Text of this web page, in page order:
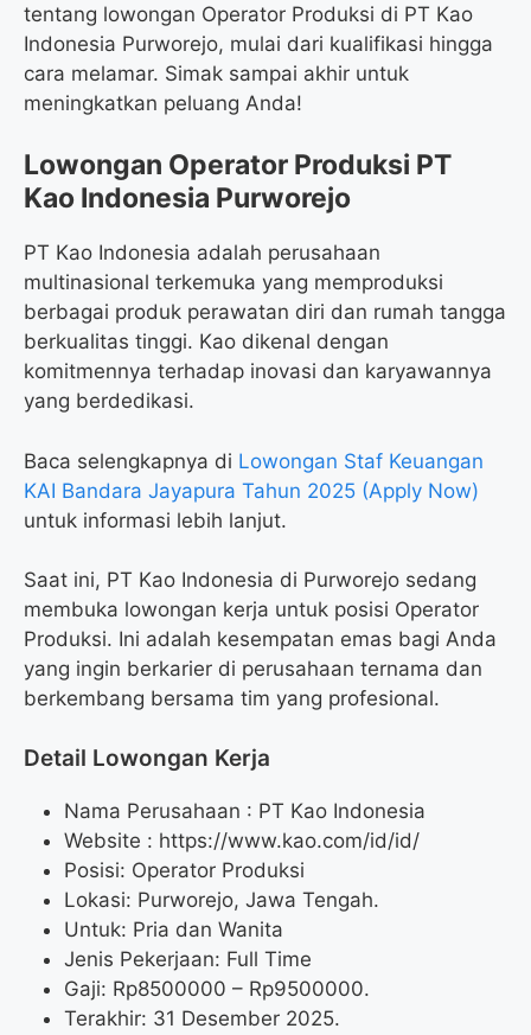
tentang lowongan Operator Produksi di PT Kao
Indonesia Purworejo, mulai dari kualifikasi hingga
cara melamar. Simak sampai akhir untuk
meningkatkan peluang Anda!
Lowongan Operator Produksi PT
Kao Indonesia Purworejo
PT Kao Indonesia adalah perusahaan
multinasional terkemuka yang memproduksi
berbagai produk perawatan diri dan rumah tangga
berkualitas tinggi. Kao dikenal dengan
komitmennya terhadap inovasi dan karyawannya
yang berdedikasi.
Baca selengkapnya di Lowongan Staf Keuangan
KAI Bandara Jayapura Tahun 2025 (Apply Now)
untuk informasi lebih lanjut.
Saat ini, PT Kao Indonesia di Purworejo sedang
membuka lowongan kerja untuk posisi Operator
Produksi. Ini adalah kesempatan emas bagi Anda
yang ingin berkarier di perusahaan ternama dan
berkembang bersama tim yang profesional.
Detail Lowongan Kerja
Nama Perusahaan : PT Kao Indonesia
Website : https://www.kao.com/id/id/
Posisi: Operator Produksi
Lokasi: Purworejo, Jawa Tengah.
Untuk: Pria dan Wanita
Jenis Pekerjaan: Full Time
Gaji: Rp8500000 – Rp9500000.
Terakhir: 31 Desember 2025.